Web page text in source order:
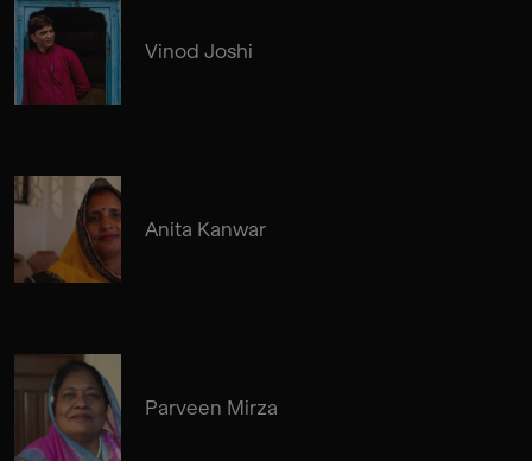
Vinod Joshi
Anita Kanwar
Parveen Mirza